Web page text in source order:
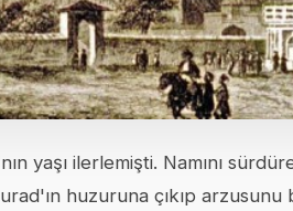
yaşı ilerlemişti. Namını
huzuruna çıkıp arzusunu